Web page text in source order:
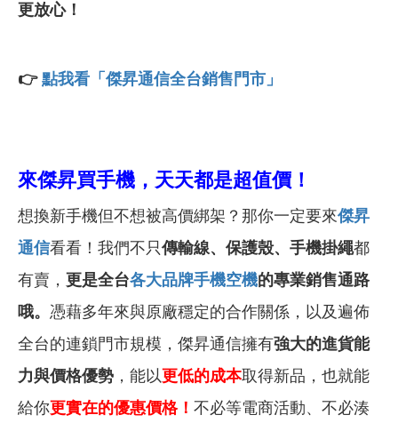
更放心！
👉 點我看「傑昇通信全台銷售門市」
來傑昇買手機，天天都是超值價！
想換新手機但不想被高價綁架？那你一定要來傑昇
通信看看！我們不只傳輸線、保護殼、手機掛繩都
有賣， 更是全台各大品牌手機空機的專業銷售通路
哦。 憑藉多年來與原廠穩定的合作關係，以及遍佈
全台的連鎖門市規模，傑昇通信擁有強大的進貨能
力與價格優勢 ，能以更低的成本取得新品，也就能
給你更實在的優惠價格！ 不必等電商活動、不必湊